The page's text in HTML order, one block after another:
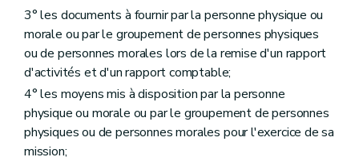
Art. D417
Chapitre III Dispositions abrogatoires
Art. D418
Chapitre IV Dispositions transitoires
Art. D419
Art. D420
Art. D421
Art. D422
Art. D423
Art. D424
3° les documents à fournir par la personne physique ou
morale ou par le groupement de personnes physiques
ou de personnes morales lors de la remise d'un rapport
d'activités et d'un rapport comptable;
4° les moyens mis à disposition par la personne
physique ou morale ou par le groupement de personnes
physiques ou de personnes morales pour l'exercice de sa
mission;